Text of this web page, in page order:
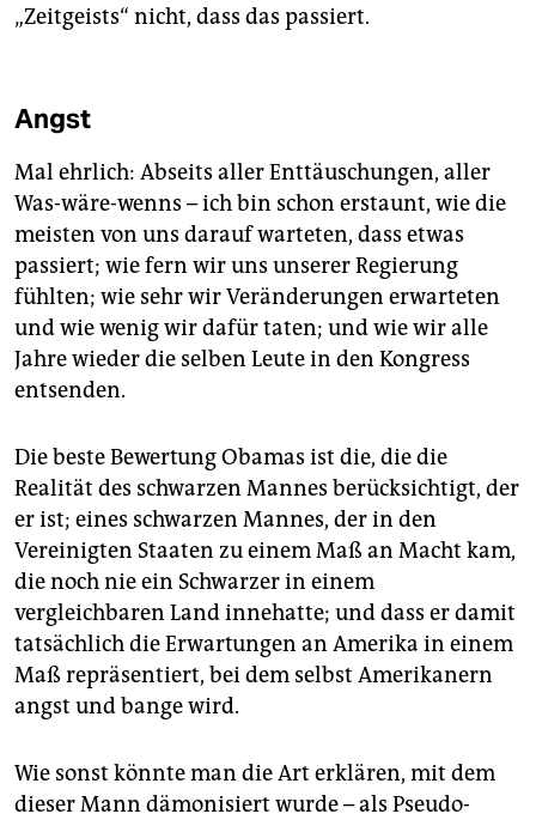
„Zeitgeists“ nicht, dass das passiert.
Angst
Mal ehrlich: Abseits aller Enttäuschungen, aller
Was-wäre-wenns – ich bin schon erstaunt, wie die
meisten von uns darauf warteten, dass etwas
passiert; wie fern wir uns unserer Regierung
fühlten; wie sehr wir Veränderungen erwarteten
und wie wenig wir dafür taten; und wie wir alle
Jahre wieder die selben Leute in den Kongress
entsenden.
Die beste Bewertung Obamas ist die, die die
Realität des schwarzen Mannes berücksichtigt, der
er ist; eines schwarzen Mannes, der in den
Vereinigten Staaten zu einem Maß an Macht kam,
die noch nie ein Schwarzer in einem
vergleichbaren Land innehatte; und dass er damit
tatsächlich die Erwartungen an Amerika in einem
Maß repräsentiert, bei dem selbst Amerikanern
angst und bange wird.
Wie sonst könnte man die Art erklären, mit dem
dieser Mann dämonisiert wurde – als Pseudo-